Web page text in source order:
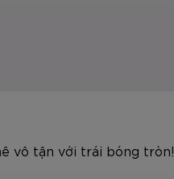
vô tận với trái bóng tròn!